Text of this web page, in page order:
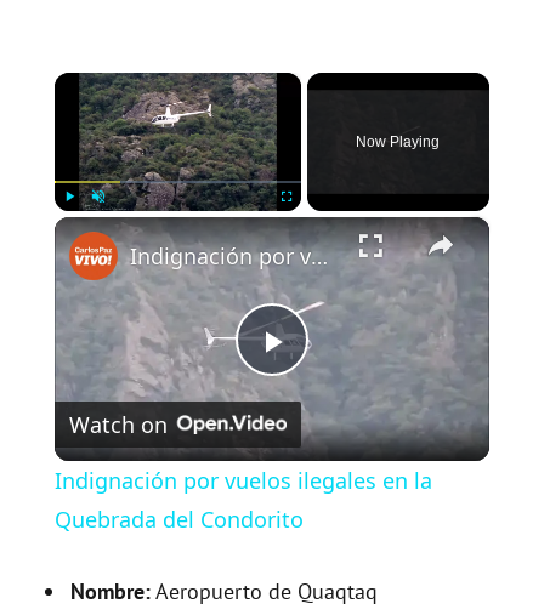
×
Unmute
Now Playing
×
P
l
a
y
Indignación por vuelos ilegales en la Quebrada del Condorito
Watch on
Indignación por vuelos ilegales en la
Quebrada del Condorito
Nombre:Aeropuerto de Quaqtaq